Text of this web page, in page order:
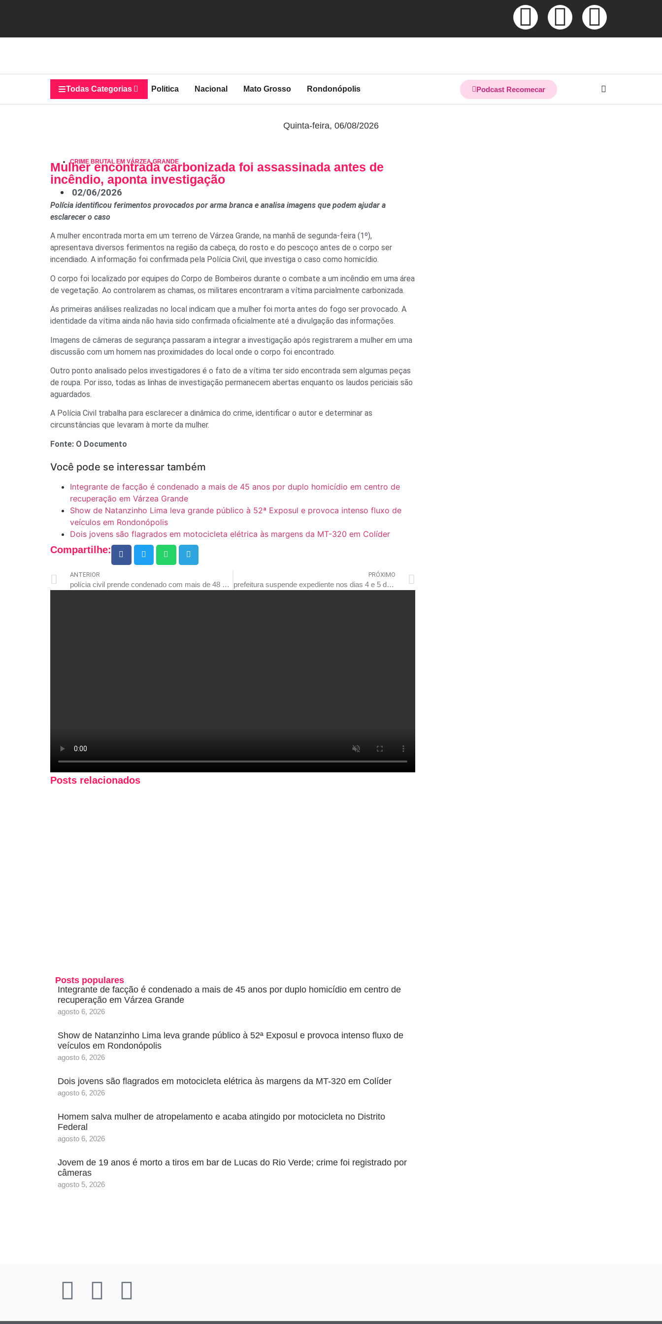
Todas Categorias Politica Nacional Mato Grosso Rondonópolis Podcast Recomecar
Quinta-feira, 06/08/2026
CRIME BRUTAL EM VÁRZEA GRANDE
Mulher encontrada carbonizada foi assassinada antes de
incêndio, aponta investigação
02/06/2026
Polícia identificou ferimentos provocados por arma branca e analisa imagens que podem ajudar a
esclarecer o caso
A mulher encontrada morta em um terreno de Várzea Grande, na manhã de segunda-feira (1º),
apresentava diversos ferimentos na região da cabeça, do rosto e do pescoço antes de o corpo ser
incendiado. A informação foi confirmada pela Polícia Civil, que investiga o caso como homicídio.
O corpo foi localizado por equipes do Corpo de Bombeiros durante o combate a um incêndio em uma área
de vegetação. Ao controlarem as chamas, os militares encontraram a vítima parcialmente carbonizada.
As primeiras análises realizadas no local indicam que a mulher foi morta antes do fogo ser provocado. A
identidade da vítima ainda não havia sido confirmada oficialmente até a divulgação das informações.
Imagens de câmeras de segurança passaram a integrar a investigação após registrarem a mulher em uma
discussão com um homem nas proximidades do local onde o corpo foi encontrado.
Outro ponto analisado pelos investigadores é o fato de a vítima ter sido encontrada sem algumas peças
de roupa. Por isso, todas as linhas de investigação permanecem abertas enquanto os laudos periciais são
aguardados.
A Polícia Civil trabalha para esclarecer a dinâmica do crime, identificar o autor e determinar as
circunstâncias que levaram à morte da mulher.
Fonte: O Documento
Você pode se interessar também
Integrante de facção é condenado a mais de 45 anos por duplo homicídio em centro de
recuperação em Várzea Grande
Show de Natanzinho Lima leva grande público à 52ª Exposul e provoca intenso fluxo de
veículos em Rondonópolis
Dois jovens são flagrados em motocicleta elétrica às margens da MT-320 em Colíder
Compartilhe:
ANTERIOR
polícia civil prende condenado com mais de 48 anos de pena por roubos e furtos
PRÓXIMO
prefeitura suspende expediente nos dias 4 e 5 de junho; serviços essenciais serão mantidos
Posts relacionados
Posts populares
Integrante de facção é condenado a mais de 45 anos por duplo homicídio em centro de
recuperação em Várzea Grande
agosto 6, 2026
Show de Natanzinho Lima leva grande público à 52ª Exposul e provoca intenso fluxo de
veículos em Rondonópolis
agosto 6, 2026
Dois jovens são flagrados em motocicleta elétrica às margens da MT-320 em Colíder
agosto 6, 2026
Homem salva mulher de atropelamento e acaba atingido por motocicleta no Distrito
Federal
agosto 6, 2026
Jovem de 19 anos é morto a tiros em bar de Lucas do Rio Verde; crime foi registrado por
câmeras
agosto 5, 2026